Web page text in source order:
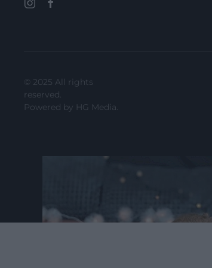
© 2025 All rights
reserved.
Powered by HG Media.